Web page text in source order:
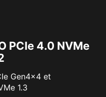
PCIe 4.0 NVMe
Gen4x4 et
1.3